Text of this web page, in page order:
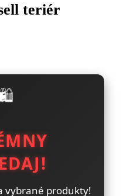
teriér
vybrané produkty!